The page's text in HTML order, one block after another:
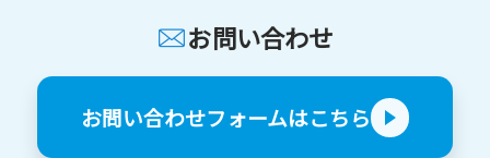
お問い合わせ
お問い合わせフォームはこちら